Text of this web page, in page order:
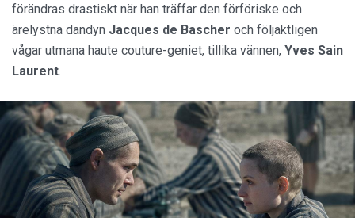
förändras drastiskt när han träffar den förföriske och
ärelystna dandyn Jacques de Bascher och följaktligen
vågar utmana haute couture-geniet, tillika vännen, Yves Sain
Laurent.